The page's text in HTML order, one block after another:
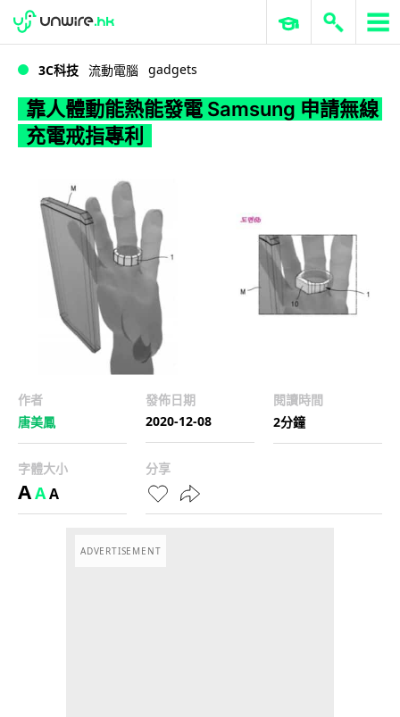
WWDC 2026 ERP 與商業 AI
3C科技 流動電腦 gadgets
靠人體動能熱能發電 Samsung 申請無線
充電戒指專利
作者
唐美鳳
發佈日期
2020-12-08
閱讀時間
2分鐘
字體大小
AAA
分享
ADVERTISEMENT